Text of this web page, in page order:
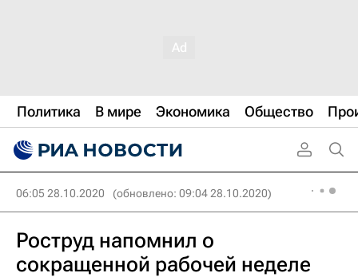
Политика В мире Экономика Общество
06:05 28.10.2020 (обновлено: 09:04 28.10.2020)
Роструд напомнил о
сокращенной рабочей неделе